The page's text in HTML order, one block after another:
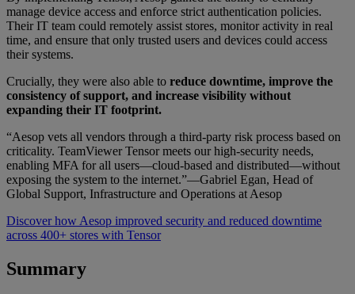
manage device access and enforce strict authentication policies.
Their IT team could remotely assist stores, monitor activity in real
time, and ensure that only trusted users and devices could access
their systems.
Crucially, they were also able to reduce downtime, improve the
consistency of support, and increase visibility without
expanding their IT footprint.
“Aesop vets all vendors through a third-party risk process based on
criticality. TeamViewer Tensor meets our high-security needs,
enabling MFA for all users—cloud-based and distributed—without
exposing the system to the internet.”—Gabriel Egan, Head of
Global Support, Infrastructure and Operations at Aesop
Discover how Aesop improved security and reduced downtime
across 400+ stores with Tensor
Summary